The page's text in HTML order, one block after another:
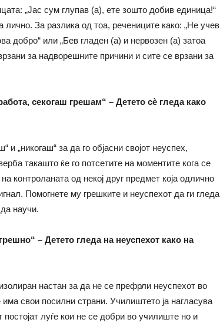
„Јас сум глупав (а), ете зошто добив единица!“
лично. За разлика од тоа, речениците како: „Не учев
добро“ или „Бев гладен (а) и нервозен (а) затоа
за надворешните причини и сите се врзани за
секогаш грешам“ – Детето сѐ гледа како
и „никогаш“ за да го објасни својот неуспех,
такашто ќе го потсетите на моментите кога се
контроланата од некој друг предмет која одлично
Помогнете му грешките и неуспехот да ги гледа
научи.
– Детето гледа на неуспехот како на
настан за да не се префрли неуспехот во
свои посилни страни. Училиштето ја нагласува
луѓе кои не се добри во училиште но и